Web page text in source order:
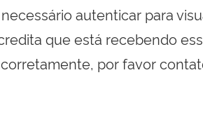
necessário autenticar para
que está recebendo
por favor